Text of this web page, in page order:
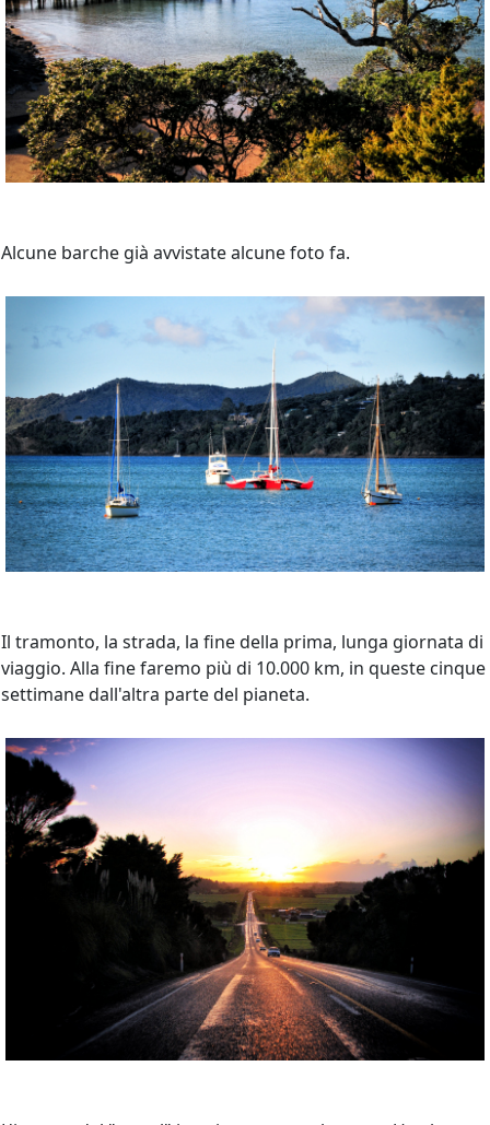
Alcune barche già avvistate alcune foto fa.
Il tramonto, la strada, la fine della prima, lunga giornata di
viaggio. Alla fine faremo più di 10.000 km, in queste cinque
settimane dall'altra parte del pianeta.